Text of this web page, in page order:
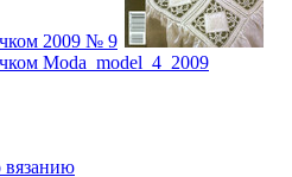
2009 № 9
Moda_model_4_2009